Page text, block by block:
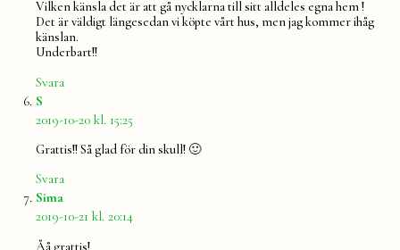
Vilken känsla det är att gå nycklarna till sitt alldeles egna hem !
Det är väldigt längesedan vi köpte vårt hus, men jag kommer ihåg
känslan.
Underbart!!
Svara
S
2019-10-20 kl. 15:25
Grattis!! Så glad för din skull! 🙂
Svara
Sima
2019-10-21 kl. 20:14
Åå grattis!